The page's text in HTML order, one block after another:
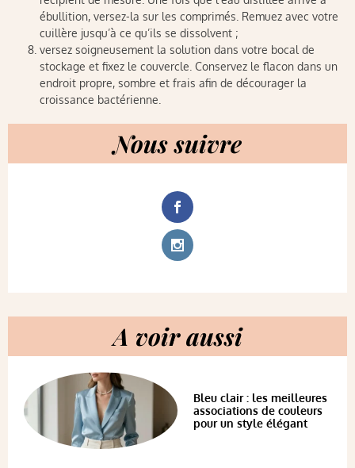
ébullition, versez-la sur les comprimés. Remuez avec votre
cuillère jusqu’à ce qu’ils se dissolvent ;
versez soigneusement la solution dans votre bocal de
stockage et fixez le couvercle. Conservez le flacon dans un
endroit propre, sombre et frais afin de décourager la
croissance bactérienne.
Nous suivre
A voir aussi
Bleu clair : les meilleures
associations de couleurs
pour un style élégant